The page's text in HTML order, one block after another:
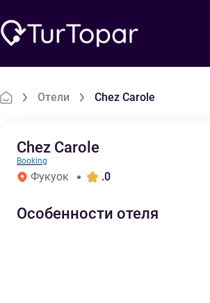
Отели Chez Carole
Chez Carole
Booking
Фукуок .0
Особенности отеля